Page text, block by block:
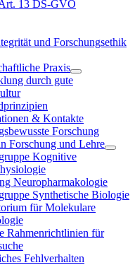
13 DS-GVO
und Forschungsethik
Praxis
durch gute
& Kontakte
Forschung
Forschung und Lehre
Kognitive
Neuropharmakologie
Synthetische Biologie
für Molekulare
Rahmenrichtlinien für
Fehlverhalten